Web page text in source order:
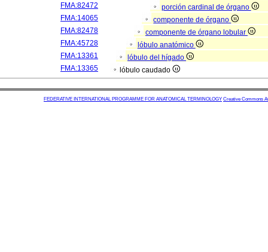
FMA:82472
porción cardinal de órgano
FMA:14065
componente de órgano
FMA:82478
componente de órgano lobular
FMA:45728
lóbulo anatómico
FMA:13361
lóbulo del hígado
FMA:13365
lóbulo caudado
FEDERATIVE INTERNATIONAL PROGRAMME FOR ANATOMICAL TERMINOLOGY Creative Commons